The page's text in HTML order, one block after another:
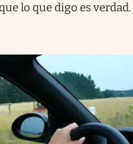
lo que digo es verdad.